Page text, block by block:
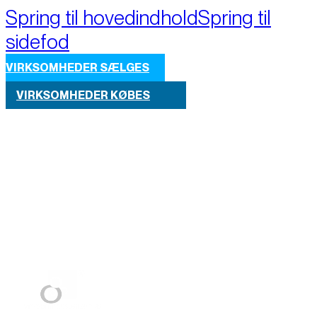
Spring til hovedindholdSpring til
sidefod
VIRKSOMHEDER SÆLGES
VIRKSOMHEDER KØBES